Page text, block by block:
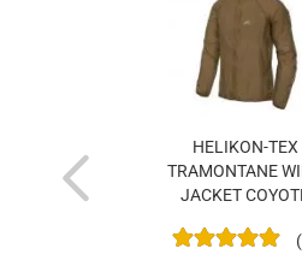
HELIKON-TEX
TRAMONTANE
JACKET